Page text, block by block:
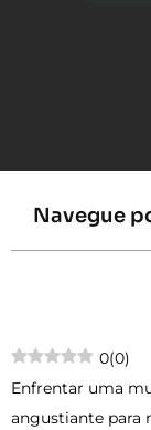
Navegue
0(0)
Enfrentar uma
angustiante para